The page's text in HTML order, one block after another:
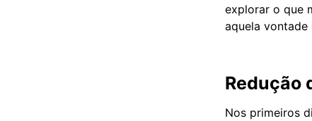
explorar o que
aquela
Redução
Nos primeiros